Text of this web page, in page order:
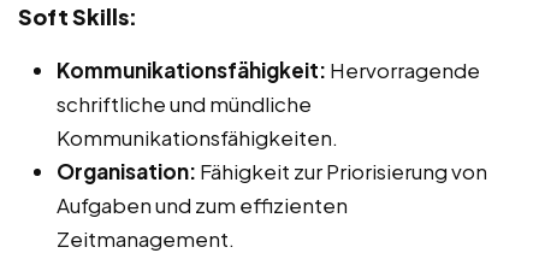
Soft Skills:
Kommunikationsfähigkeit: Hervorragende
schriftliche und mündliche
Kommunikationsfähigkeiten.
Organisation: Fähigkeit zur Priorisierung von
Aufgaben und zum effizienten
Zeitmanagement.